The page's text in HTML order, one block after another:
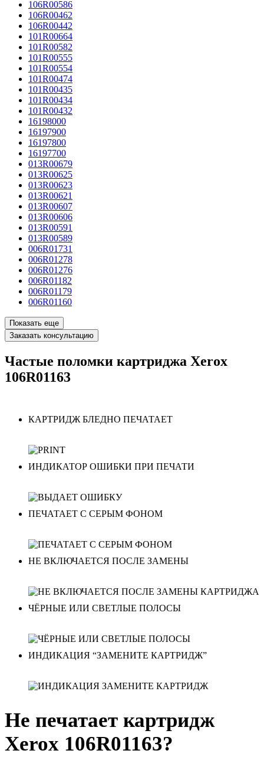
106R00586
106R00462
106R00442
101R00664
101R00582
101R00555
101R00554
101R00474
101R00435
101R00434
101R00432
16198000
16197900
16197800
16197700
013R00679
013R00625
013R00623
013R00621
013R00607
013R00606
013R00591
013R00589
006R01731
006R01278
006R01276
006R01182
006R01179
006R01160
Показать еще
Заказать консультацию
Частые поломки картриджа Xerox
106R01163
КАРТРИДЖ БЛЕДНО ПЕЧАТАЕТ
ИНДИКАТОР ОШИБКИ ПРИ ПЕЧАТИ
ПЕЧАТАЕТ С СЕРЫМ ФОНОМ
НЕ ВКЛЮЧАЕТСЯ ПОСЛЕ ЗАМЕНЫ
ЧЁРНЫЕ ИЛИ СВЕТЛЫЕ ПОЛОСЫ
ИНДИКАЦИЯ “ЗАМЕНИТЕ КАРТРИДЖ”
Не печатает картридж
Xerox 106R01163?